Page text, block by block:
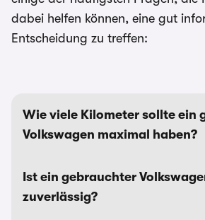
dabei helfen können, eine gut
Entscheidung zu treffen:
Wie viele Kilometer sollte ein
Volkswagen maximal haben?
Ist ein gebrauchter
zuverlässig?